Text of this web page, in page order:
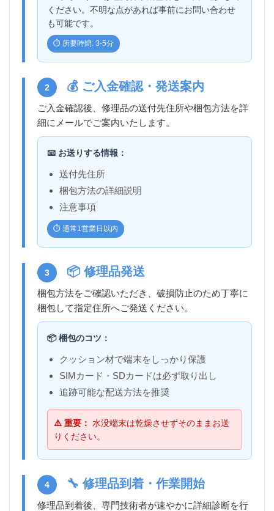
ください。不明な点があれば事前にお問い合わせ
も可能です。
⏱️ 所要時間: 3-5分
2 💰 ご入金確認・発送案内
ご入金確認後、修理品の送付先住所や梱包方法を詳
細にメールでご案内いたします。
📧 お送りする情報：
送付先住所
梱包方法の詳細説明
注意事項
⏱️ 通常1営業日以内
3 📦 修理品発送
梱包方法をご確認いただき、破損防止のため丁寧に
梱包して指定住所へご発送ください。
📦 梱包のコツ：
クッション材で端末をしっかり保護
SIMカード・SDカードは必ず取り出し
追跡可能な配送方法を推奨
⚠️ 重要： 水没端末は乾燥させずそのままお送
りください。
4 🔧 修理品到着・作業開始
修理品到着後、専門技術者が速やかに詳細診断を行